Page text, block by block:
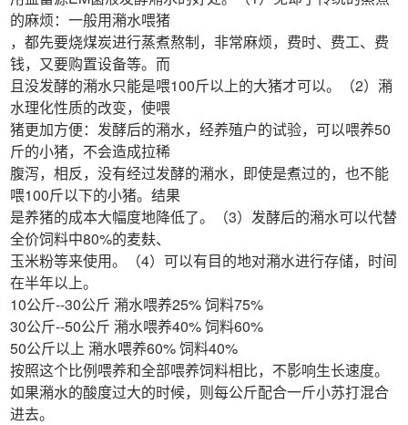
的麻烦：一般用潲水喂猪
，都先要烧煤炭进行蒸煮熬制，非常麻烦，费时、费工、费
钱，又要购置设备等。而
且没发酵的潲水只能是喂100斤以上的大猪才可以。（2）潲
水理化性质的改变，使喂
猪更加方便：发酵后的潲水，经养殖户的试验，可以喂养50
斤的小猪，不会造成拉稀
腹泻，相反，没有经过发酵的潲水，即使是煮过的，也不能
喂100斤以下的小猪。结果
是养猪的成本大幅度地降低了。（3）发酵后的潲水可以代替
全价饲料中80%的麦麸、
玉米粉等来使用。（4）可以有目的地对潲水进行存储，时间
在半年以上。
10公斤--30公斤 潲水喂养25% 饲料75%
30公斤--50公斤 潲水喂养40% 饲料60%
50公斤以上 潲水喂养60% 饲料40%
按照这个比例喂养和全部喂养饲料相比，不影响生长速度。
如果潲水的酸度过大的时候，则每公斤配合一斤小苏打混合
进去。